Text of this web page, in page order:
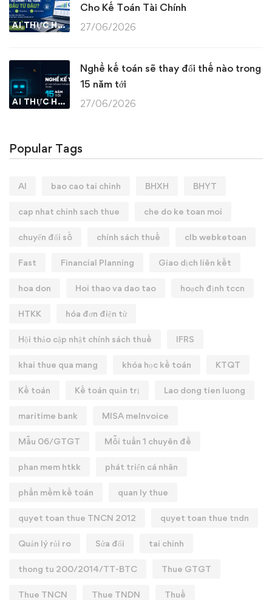
AI THỰC HÀNH
Cho Kế Toán Tài Chính
27/06/2026
AI THỰC HÀNH
Nghề kế toán sẽ thay đổi thế nào trong
15 năm tới
27/06/2026
Popular Tags
AI bao cao tai chinh BHXH BHYT
cap nhat chinh sach thue che do ke toan moi
chuyển đổi số chính sách thuế clb webketoan
Fast Financial Planning Giao dịch liên kết
hoa don Hoi thao va dao tao hoạch định tccn
HTKK hóa đơn điện tử
Hội thảo cập nhật chính sách thuế IFRS
khai thue qua mang khóa học kế toán KTQT
Kế toán Kế toán quản trị Lao dong tien luong
maritime bank MISA meInvoice
Mẫu 06/GTGT Mỗi tuần 1 chuyên đề
phan mem htkk phát triển cá nhân
phần mềm kế toán quan ly thue
quyet toan thue TNCN 2012 quyet toan thue tndn
Quản lý rủi ro Sửa đổi tai chinh
thong tu 200/2014/TT-BTC Thue GTGT
Thue TNCN Thue TNDN Thuế